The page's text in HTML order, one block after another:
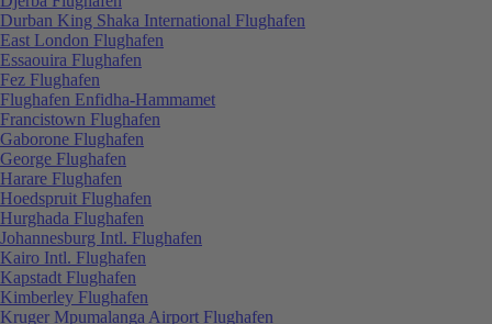
Durban King Shaka International Flughafen
East London Flughafen
Essaouira Flughafen
Fez Flughafen
Flughafen Enfidha-Hammamet
Francistown Flughafen
Gaborone Flughafen
George Flughafen
Harare Flughafen
Hoedspruit Flughafen
Hurghada Flughafen
Johannesburg Intl. Flughafen
Kairo Intl. Flughafen
Kapstadt Flughafen
Kimberley Flughafen
Kruger Mpumalanga Airport Flughafen